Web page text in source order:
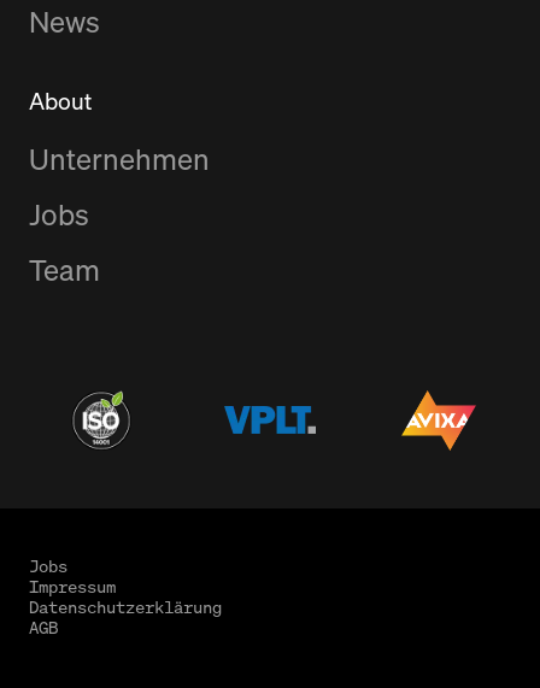
News
About
Unternehmen
Jobs
Team
Jobs
Impressum
Datenschutzerklärung
AGB